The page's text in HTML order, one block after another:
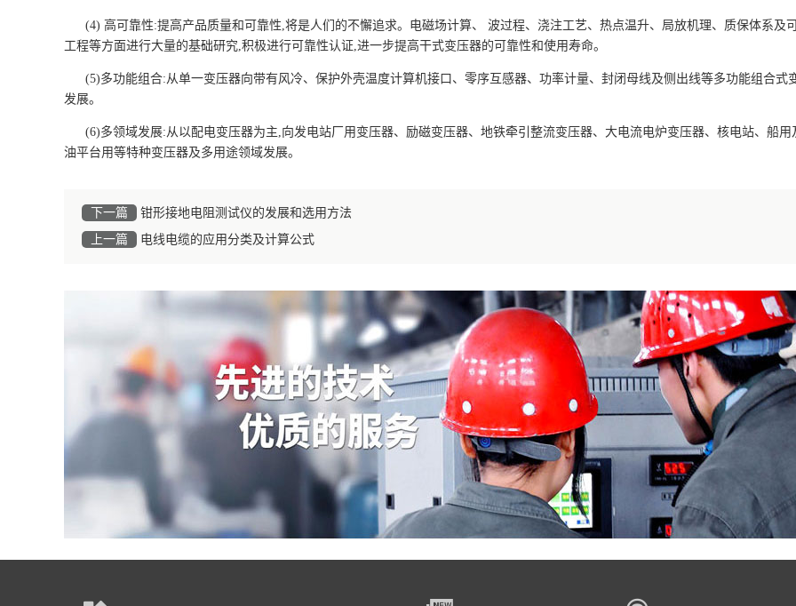
(4) 高可靠性:提高产品质量和可靠性,将是人们的不懈追求。电磁场计算、 波过程、浇注工艺、热点温升、局放机理、质保体系及
工程等方面进行大量的基础研究,积极进行可靠性认证,进一步提高干式变压器的可靠性和使用寿命。
(5)多功能组合:从单一变压器向带有风冷、保护外壳温度计算机接口、零序互感器、功率计量、封闭母线及侧出线等多功能组合式
发展。
(6)多领域发展:从以配电变压器为主,向发电站厂用变压器、励磁变压器、地铁牵引整流变压器、大电流电炉变压器、核电站、船用
油平台用等特种变压器及多用途领域发展。
下一篇
钳形接地电阻测试仪的发展和选用方法
上一篇
电线电缆的应用分类及计算公式